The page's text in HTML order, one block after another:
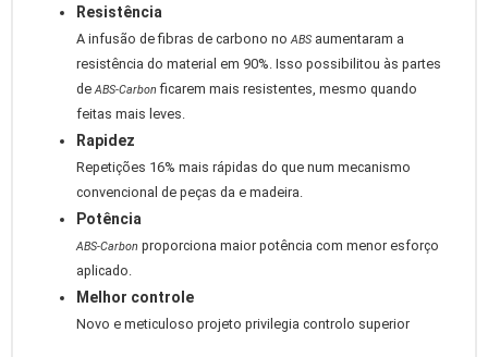
Resistência
A infusão de fibras de carbono noABS aumentaram a
resistência do material em 90%. Isso possibilitou às partes
deABS-Carbon ficarem mais resistentes, mesmo quando
feitas mais leves.
Rapidez
Repetições 16% mais rápidas do que num mecanismo
convencional de peças da e madeira.
Potência
ABS-Carbon proporciona maior potência com menor esforço
aplicado.
Melhor controle
Novo e meticuloso projeto privilegia controlo superior